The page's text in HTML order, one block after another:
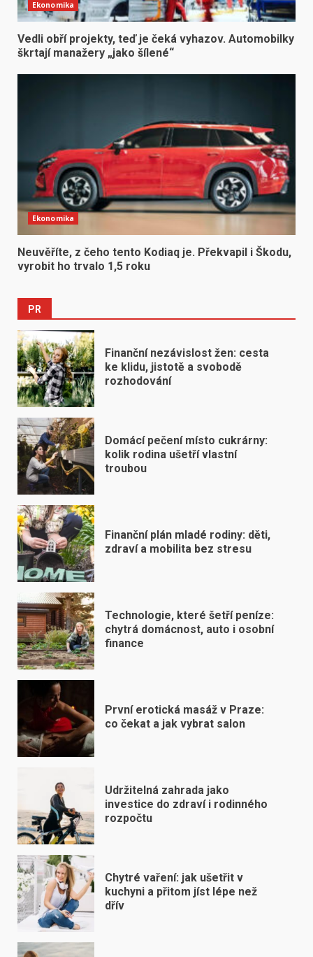
Ekonomika
Vedli obří projekty, teď je čeká vyhazov. Automobilky
škrtají manažery „jako šílené“
Ekonomika
Neuvěříte, z čeho tento Kodiaq je. Překvapil i Škodu,
vyrobit ho trvalo 1,5 roku
PR
Finanční nezávislost žen: cesta
ke klidu, jistotě a svobodě
rozhodování
Domácí pečení místo cukrárny:
kolik rodina ušetří vlastní
troubou
Finanční plán mladé rodiny: děti,
zdraví a mobilita bez stresu
Technologie, které šetří peníze:
chytrá domácnost, auto i osobní
finance
První erotická masáž v Praze:
co čekat a jak vybrat salon
Udržitelná zahrada jako
investice do zdraví i rodinného
rozpočtu
Chytré vaření: jak ušetřit v
kuchyni a přitom jíst lépe než
dřív